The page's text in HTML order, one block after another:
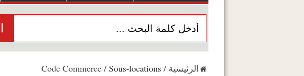
الرئيسية /
Code Commerce/ Sous-locations